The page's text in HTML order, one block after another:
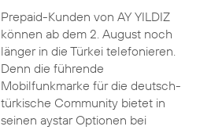
Prepaid-Kunden von AY YILDIZ
können ab dem 2. August noch
länger in die Türkei telefonieren.
Denn die führende
Mobilfunkmarke für die deutsch-
türkische Community bietet in
seinen aystar Optionen bei